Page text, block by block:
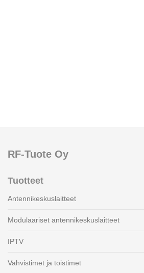
RF-Tuote Oy
Tuotteet
Antennikeskuslaitteet
Modulaariset antennikeskuslaitteet
IPTV
Vahvistimet ja toistimet